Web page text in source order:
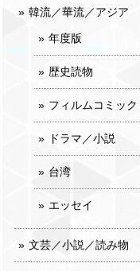
韓流／華流／アジア
年度版
歴史読物
フィルムコミック
ドラマ／小説
台湾
エッセイ
文芸／小説／読み物